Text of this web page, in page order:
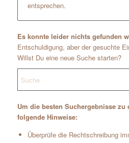
entsprechen.
Es konnte leider nichts gefunden
Entschuldigung, aber der gesuchte
Willst Du eine neue Suche starten?
Um die besten Suchergebnisse zu
folgende Hinweise:
Überprüfe die Rechtschreibung